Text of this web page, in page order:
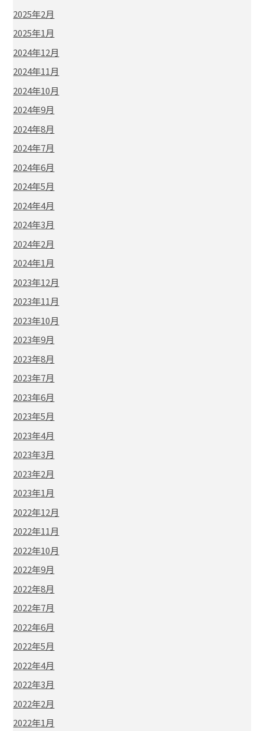
2025年2月
2025年1月
2024年12月
2024年11月
2024年10月
2024年9月
2024年8月
2024年7月
2024年6月
2024年5月
2024年4月
2024年3月
2024年2月
2024年1月
2023年12月
2023年11月
2023年10月
2023年9月
2023年8月
2023年7月
2023年6月
2023年5月
2023年4月
2023年3月
2023年2月
2023年1月
2022年12月
2022年11月
2022年10月
2022年9月
2022年8月
2022年7月
2022年6月
2022年5月
2022年4月
2022年3月
2022年2月
2022年1月